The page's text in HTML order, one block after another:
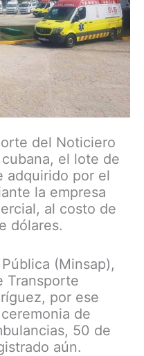
del Noticiero
el lote de
adquirido por el
la empresa
al costo de
dólares.
(Minsap),
Transporte
por ese
de
50 de
aún.